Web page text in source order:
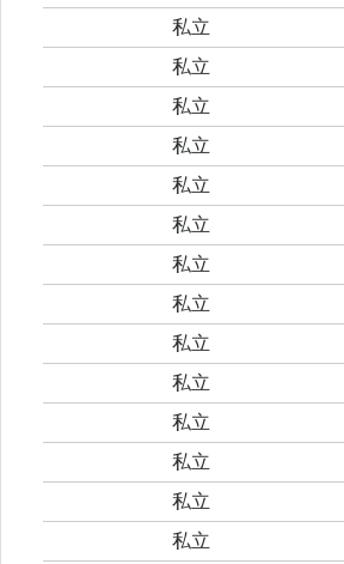
私立
私立
私立
私立
私立
私立
私立
私立
私立
私立
私立
私立
私立
私立